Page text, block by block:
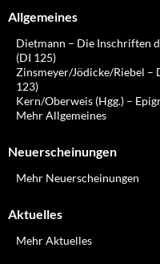
Allgemeines
Dietmann – Die Inschriften
(DI 125)
Zinsmeyer/Jödicke/Riebel –
123)
Kern/Oberweis (Hgg.) –
Mehr Allgemeines
Neuerscheinungen
Mehr Neuerscheinungen
Aktuelles
Mehr Aktuelles